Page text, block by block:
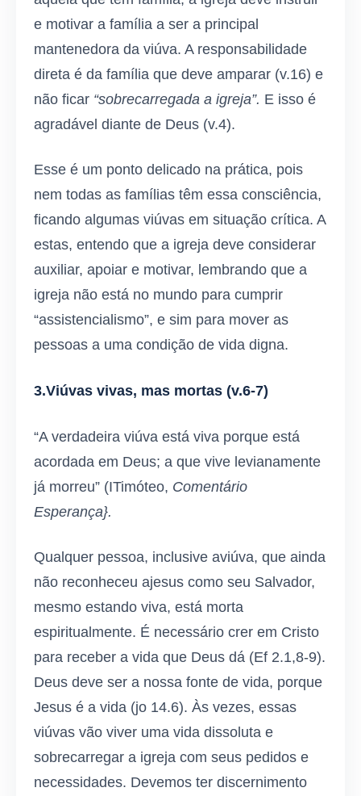
e motivar a família a ser a principal
mantenedora da viúva. A responsabilidade
direta é da família que deve amparar (v.16) e
não ficar “sobrecarregada a igreja”. E isso é
agradável diante de Deus (v.4).
Esse é um ponto delicado na prática, pois
nem todas as famílias têm essa consciência,
ficando algumas viúvas em situação crítica. A
estas, entendo que a igreja deve considerar
auxiliar, apoiar e motivar, lembrando que a
igreja não está no mundo para cumprir
“assistencialismo”, e sim para mover as
pessoas a uma condição de vida digna.
3.Viúvas vivas, mas mortas (v.6-7)
“A verdadeira viúva está viva porque está
acordada em Deus; a que vive levianamente
já morreu” (ITimóteo, Comentário
Esperança}.
Qualquer pessoa, inclusive aviúva, que ainda
não reconheceu ajesus como seu Salvador,
mesmo estando viva, está morta
espiritualmente. É necessário crer em Cristo
para receber a vida que Deus dá (Ef 2.1,8-9).
Deus deve ser a nossa fonte de vida, porque
Jesus é a vida (jo 14.6). Às vezes, essas
viúvas vão viver uma vida dissoluta e
sobrecarregar a igreja com seus pedidos e
necessidades. Devemos ter discernimento